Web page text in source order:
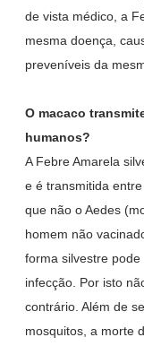
de vista médico, a
mesma doença,
preveníveis da
O macaco
humanos?
A Febre Amarela
e é transmitida
que não o Aedes
homem não
forma silvestre
infecção. Por isto
contrário. Além de
mosquitos, a morte